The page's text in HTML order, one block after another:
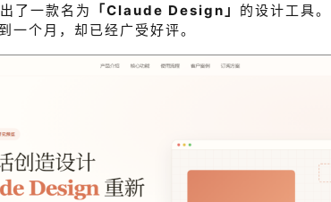
了一款名为 「Claude Design 」 的设计工具
一个月，却已经广受好评。